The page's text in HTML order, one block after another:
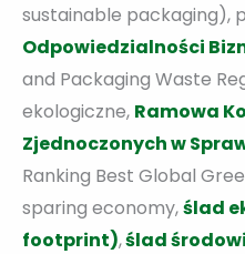
sustainable packaging),
Odpowiedzialności
and Packaging Waste
ekologiczne, Ramowa
Zjednoczonych w
Ranking Best Global
sparing economy,ślad
footprint),ślad